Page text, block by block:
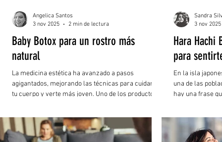
Baby Botox para un rostro más
natural
La medicina estética ha avanzado a pasos
agigantados, mejorando las técnicas para cuidar de
tu cuerpo y verte más joven. Uno de los productos
Angelica Santos
3 nov 2025
2 min de lectura
Hara Hachi
para
En la isla
una de las
hay una frase
tendencia, sino
moderación, la
Sandra
3 nov 2025